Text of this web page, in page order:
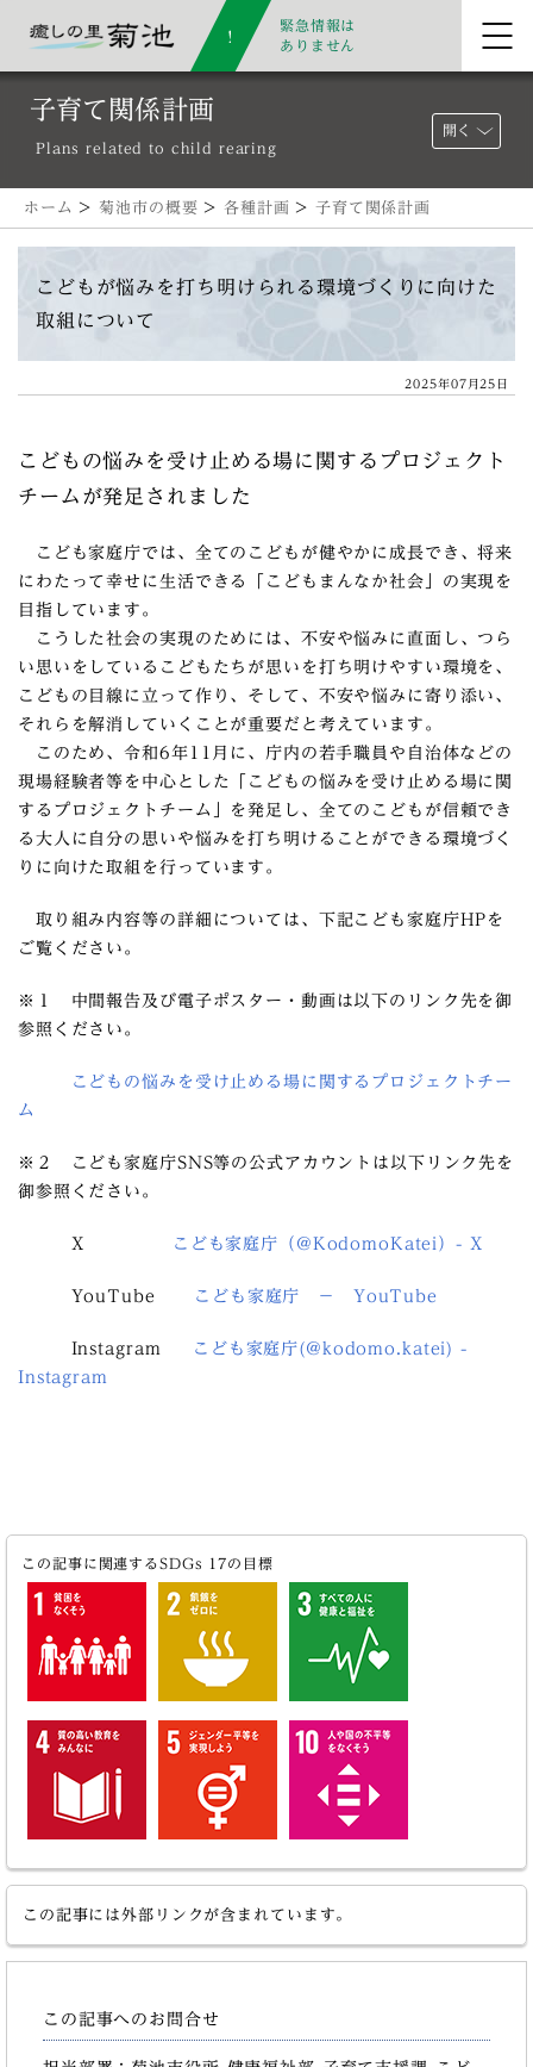
緊急情報は
ありません
子育て関係計画
Plans related to child rearing
開く
ホーム > 菊池市の概要 > 各種計画 >子育て関係計画
こどもが悩みを打ち明けられる環境づくりに向けた
取組について
2025年07月25日
こどもの悩みを受け止める場に関するプロジェクト
チームが発足されました
こども家庭庁では、全てのこどもが健やかに成長でき、将来
にわたって幸せに生活できる「こどもまんなか社会」の実現を
目指しています。
こうした社会の実現のためには、不安や悩みに直面し、つら
い思いをしているこどもたちが思いを打ち明けやすい環境を、
こどもの目線に立って作り、そして、不安や悩みに寄り添い、
それらを解消していくことが重要だと考えています。
このため、令和6年11月に、庁内の若手職員や自治体などの
現場経験者等を中心とした「こどもの悩みを受け止める場に関
するプロジェクトチーム」を発足し、全てのこどもが信頼でき
る大人に自分の思いや悩みを打ち明けることができる環境づく
りに向けた取組を行っています。
取り組み内容等の詳細については、下記こども家庭庁HPを
ご覧ください。
※１ 中間報告及び電子ポスター・動画は以下のリンク先を御
参照ください。
こどもの悩みを受け止める場に関するプロジェクトチー
ム
※２ こども家庭庁SNS等の公式アカウントは以下リンク先を
御参照ください。
X こども家庭庁（@KodomoKatei）- X
YouTube こども家庭庁 － YouTube
Instagram
こども家庭庁(@kodomo.katei) -
Instagram
この記事に関連するSDGs 17の目標
この記事には外部リンクが含まれています。
この記事へのお問合せ